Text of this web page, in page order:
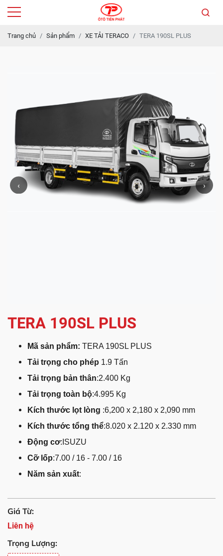
Trang chủ Sản phẩm XE TẢI TERACO TERA 190SL PLUS
‹ ›
TERA 190SL PLUS
Mã sản phẩm: TERA 190SL PLUS
Tải trọng cho phép 1.9 Tấn
Tải trọng bản thân:2.400 Kg
Tải trọng toàn bộ:4.995 Kg
Kích thước lọt lòng :6,200 x 2,180 x 2,090 mm
Kích thước tổng thể:8.020 x 2.120 x 2.330 mm
Động cơ:ISUZU
Cỡ lốp:7.00 / 16 - 7.00 / 16
Năm sản xuất:
Giá Từ:
Liên hệ
Trọng Lượng: